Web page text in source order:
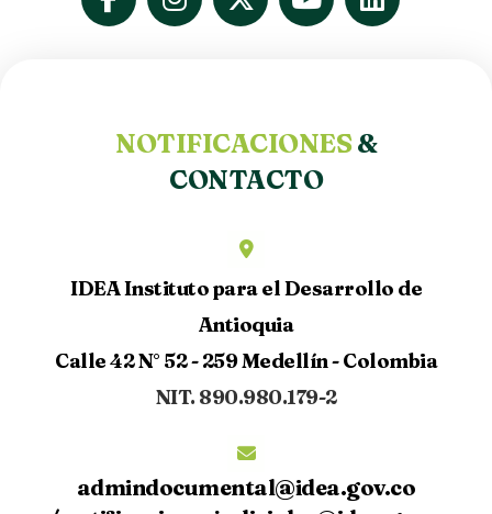
NOTIFICACIONES &
CONTACTO
IDEA Instituto para el Desarrollo de
Antioquia
Calle 42 N° 52 - 259 Medellín - Colombia
NIT. 890.980.179-2
admindocumental@idea.gov.co